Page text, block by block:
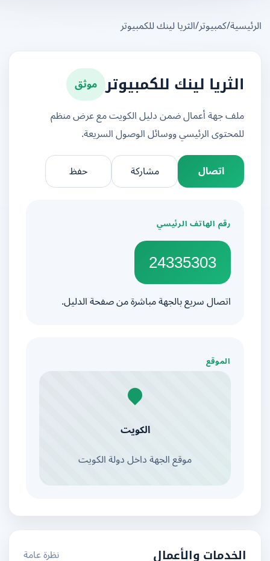
/كمبيوتر/الثريا لينك للكمبيوتر
الثريا لينك للكمبيوتر موثق
ملف جهة أعمال ضمن دليل الكويت مع عرض منظم
للمحتوى الرئيسي ووسائل الوصول السريعة.
اتصال
مشاركة
رقم الهاتف الرئيسي
24335303
اتصال سريع بالجهة مباشرة من صفحة الدليل.
الموقع
الكويت
موقع الجهة داخل دولة الكويت
الخدمات والأعمال نظرة عامة